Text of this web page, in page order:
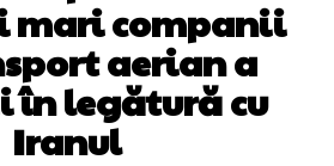
mari companii
aerian a
în legătură cu
Iranul